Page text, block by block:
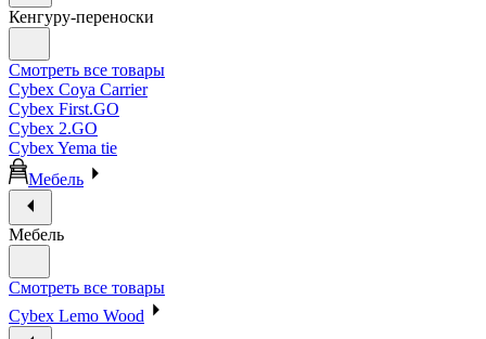
Кенгуру-переноски
Смотреть все товары
Cybex Coya Carrier
Cybex First.GO
Cybex 2.GO
Cybex Yema tie
Мебель
Мебель
Смотреть все товары
Cybex Lemo Wood